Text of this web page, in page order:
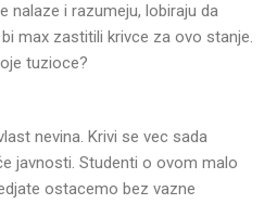
nalaze i razumeju, lobiraju da
max zastitili krivce za ovo stanje.
tuzioce?
nevina. Krivi se vec sada
javnosti. Studenti o ovom malo
ostacemo bez vazne